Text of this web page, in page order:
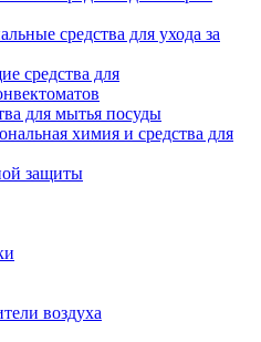
средства для ухода за
средства для
для мытья посуды
химия и средства для
защиты
воздуха